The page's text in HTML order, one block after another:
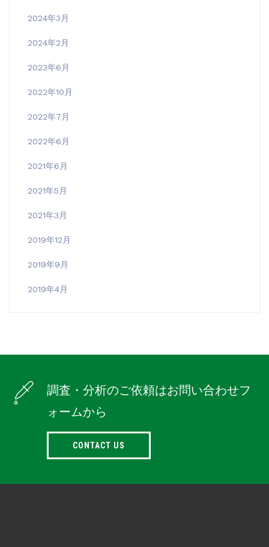
2024年3月
2024年2月
2023年6月
2022年10月
2022年7月
2022年6月
2021年6月
2021年5月
2021年3月
2019年12月
2019年9月
2019年4月
調査・分析のご依頼はお問い合わせフ
ォームから
CONTACT US